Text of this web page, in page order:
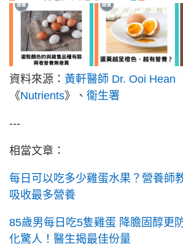
資料來源： 黃軒醫師 Dr. Ooi Hean
《Nutrients》、 衞生署
---
相當文章：
每日可以吃多少雞蛋水果？營養師
吸收最多營養
85歲男每日吃5隻雞蛋 降膽固醇更
化驚人！醫生揭最佳份量